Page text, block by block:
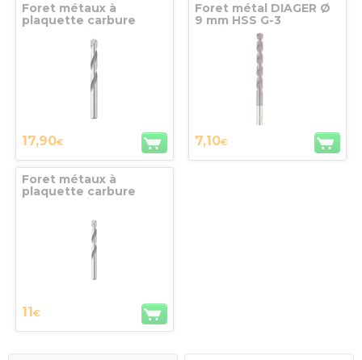
Foret métaux à
plaquette carbure
brasée série courte
Diamètre 03 Lg 61 x 33
queue nominale
17,90€
Foret métal DIAGER Ø
9 mm HSS G-3
Multicouche - 702D09
7,10€
Foret métaux à
plaquette carbure
brasée série courte
39 queue nominale
11€